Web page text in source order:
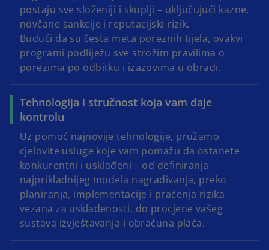
postaju sve složeniji i skuplji – uključujući kazne,
novčane sankcije i reputacijski rizik.
Budući da su česta meta poreznih tijela, ovakvi
programi podliježu sve strožim pravilima o
porezima po odbitku i izazovima u obradi.
Tehnologija i stručnost koja vam daje
kontrolu
Uz pomoć najnovije tehnologije, pružamo
cjelovite usluge koje vam pomažu da ostanete
konkurentni i usklađeni – od definiranja
najprikladnijeg modela nagrađivanja, preko
planiranja, implementacije i praćenja rizika
vezana za usklađenosti, do procjene vašeg
sustava izvještavanja i obračuna plaća.